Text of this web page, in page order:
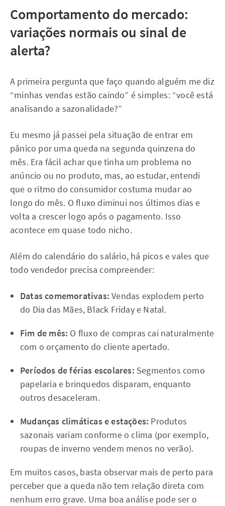
Comportamento do mercado:
variações normais ou sinal de
alerta?
A primeira pergunta que faço quando alguém me diz
“minhas vendas estão caindo” é simples: “você está
analisando a sazonalidade?”
Eu mesmo já passei pela situação de entrar em
pânico por uma queda na segunda quinzena do
mês. Era fácil achar que tinha um problema no
anúncio ou no produto, mas, ao estudar, entendi
que o ritmo do consumidor costuma mudar ao
longo do mês. O fluxo diminui nos últimos dias e
volta a crescer logo após o pagamento. Isso
acontece em quase todo nicho.
Além do calendário do salário, há picos e vales que
todo vendedor precisa compreender:
Datas comemorativas: Vendas explodem perto
do Dia das Mães, Black Friday e Natal.
Fim de mês: O fluxo de compras cai naturalmente
com o orçamento do cliente apertado.
Períodos de férias escolares: Segmentos como
papelaria e brinquedos disparam, enquanto
outros desaceleram.
Mudanças climáticas e estações: Produtos
sazonais variam conforme o clima (por exemplo,
roupas de inverno vendem menos no verão).
Em muitos casos, basta observar mais de perto para
perceber que a queda não tem relação direta com
nenhum erro grave. Uma boa análise pode ser o